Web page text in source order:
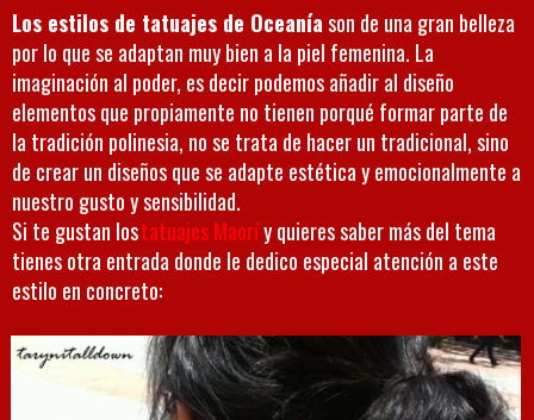
Los estilos de tatuajes de Oceaníason de una gran belleza
por lo que se adaptan muy bien a la piel femenina. La
imaginación al poder, es decir podemos añadir al diseño
elementos que propiamente no tienen porqué formar parte de
la tradición polinesia, no se trata de hacer un tradicional, sino
de crear un diseños que se adapte estética y emocionalmente a
nuestro gusto y sensibilidad.
Si te gustan lostatuajes Maoríy quieres saber más del tema
tienes otra entrada donde le dedico especial atención a este
estilo en concreto: